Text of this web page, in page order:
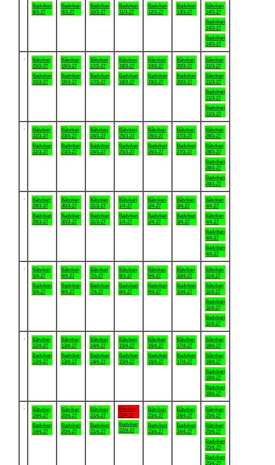
Badviken
8/3-27
Badviken
9/3-27
Badviken
10/3-27
Badviken
11/3-27
Badviken
12/3-27
Badviken
13/3-27
Båtviken
14/3-27
Badviken
14/3-27
Badviken
14/3-27
Båtviken
15/3-27
Badviken
15/3-27
Båtviken
16/3-27
Badviken
16/3-27
Båtviken
17/3-27
Badviken
17/3-27
Båtviken
18/3-27
Badviken
18/3-27
Båtviken
19/3-27
Badviken
19/3-27
Båtviken
20/3-27
Badviken
20/3-27
Båtviken
21/3-27
Båtviken
21/3-27
Badviken
21/3-27
Badviken
21/3-27
Båtviken
22/3-27
Badviken
22/3-27
Båtviken
23/3-27
Badviken
23/3-27
Båtviken
24/3-27
Badviken
24/3-27
Båtviken
25/3-27
Badviken
25/3-27
Båtviken
26/3-27
Badviken
26/3-27
Båtviken
27/3-27
Badviken
27/3-27
Båtviken
28/3-27
Båtviken
28/3-27
Badviken
28/3-27
Badviken
28/3-27
Båtviken
29/3-27
Badviken
29/3-27
Båtviken
30/3-27
Badviken
30/3-27
Båtviken
31/3-27
Badviken
31/3-27
Båtviken
1/4-27
Badviken
1/4-27
Båtviken
2/4-27
Badviken
2/4-27
Båtviken
3/4-27
Badviken
3/4-27
Båtviken
4/4-27
Båtviken
4/4-27
Badviken
4/4-27
Badviken
4/4-27
Båtviken
5/4-27
Badviken
5/4-27
Båtviken
6/4-27
Badviken
6/4-27
Båtviken
7/4-27
Badviken
7/4-27
Båtviken
8/4-27
Badviken
8/4-27
Båtviken
9/4-27
Badviken
9/4-27
Båtviken
10/4-27
Badviken
10/4-27
Båtviken
11/4-27
Båtviken
11/4-27
Badviken
11/4-27
Badviken
11/4-27
Båtviken
12/4-27
Badviken
12/4-27
Båtviken
13/4-27
Badviken
13/4-27
Båtviken
14/4-27
Badviken
14/4-27
Båtviken
15/4-27
Badviken
15/4-27
Båtviken
16/4-27
Badviken
16/4-27
Båtviken
17/4-27
Badviken
17/4-27
Båtviken
18/4-27
Båtviken
18/4-27
Badviken
18/4-27
Badviken
18/4-27
Båtviken
19/4-27
Badviken
19/4-27
Båtviken
20/4-27
Badviken
20/4-27
Båtviken
21/4-27
Badviken
21/4-27
Båtviken
22/4-27
Badviken
22/4-27
Båtviken
23/4-27
Badviken
23/4-27
Båtviken
24/4-27
Badviken
24/4-27
Båtviken
25/4-27
Båtviken
25/4-27
Badviken
25/4-27
Badviken
25/4-27